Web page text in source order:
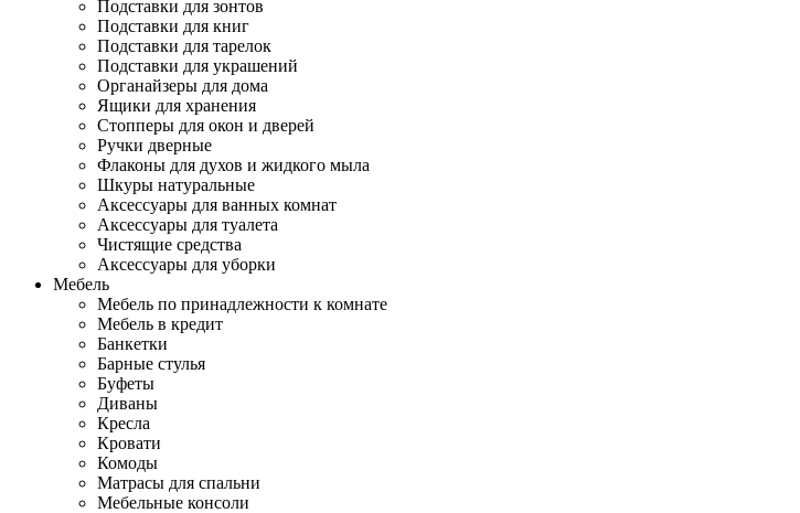
Подставки для зонтов
Подставки для книг
Подставки для тарелок
Подставки для украшений
Органайзеры для дома
Ящики для хранения
Стопперы для окон и дверей
Ручки дверные
Флаконы для духов и жидкого мыла
Шкуры натуральные
Аксессуары для ванных комнат
Аксессуары для туалета
Чистящие средства
Аксессуары для уборки
Мебель
Мебель по принадлежности к комнате
Мебель в кредит
Банкетки
Барные стулья
Буфеты
Диваны
Кресла
Кровати
Комоды
Матрасы для спальни
Мебельные консоли